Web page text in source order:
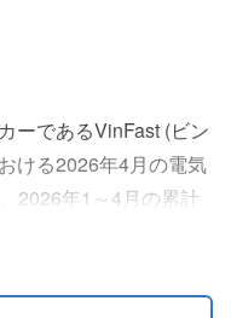
ーであるVinFast (ビン
ける2026年4月の電気
2026年1～4月の累計
て大幅に増加した。